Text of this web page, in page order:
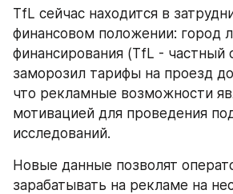
TfL сейчас находится в
финансовом положении: город
финансирования (TfL - частный
заморозил тарифы на проезд
что рекламные возможности
мотивацией для проведения
исследований.
Новые данные позволят
зарабатывать на рекламе на